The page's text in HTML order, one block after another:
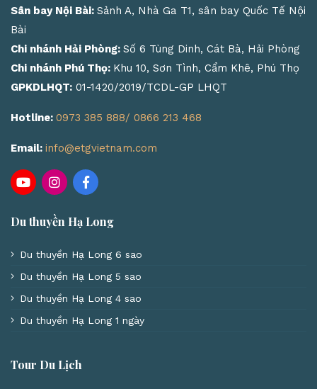
Sân bay Nội Bài: Sảnh A, Nhà Ga T1, sân bay Quốc Tế Nội
Bài
Chi nhánh Hải Phòng: Số 6 Tùng Dinh, Cát Bà, Hải Phòng
Chi nhánh Phú Thọ: Khu 10, Sơn Tình, Cẩm Khê, Phú Thọ
GPKDLHQT: 01-1420/2019/TCDL-GP LHQT
Hotline: 0973 385 888/ 0866 213 468
Email: info@etgvietnam.com
Du thuyền Hạ Long
Du thuyền Hạ Long 6 sao
Du thuyền Hạ Long 5 sao
Du thuyền Hạ Long 4 sao
Du thuyền Hạ Long 1 ngày
Tour Du Lịch